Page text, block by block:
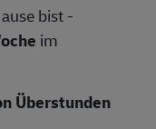
bist -
im
Überstunden